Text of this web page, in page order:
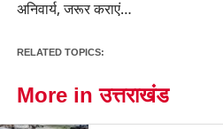
RELATED TOPICS:
More in उत्तराखंड